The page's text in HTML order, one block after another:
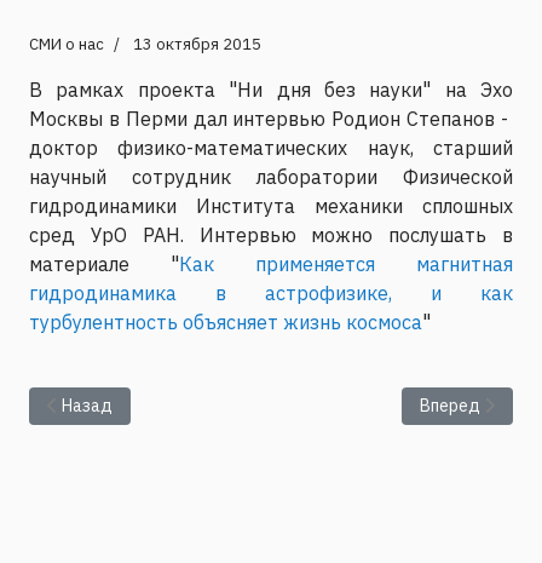
СМИ о нас 13 октября 2015
В рамках проекта "Ни дня без науки" на Эхо
Москвы в Перми дал интервью Родион Степанов -
доктор физико-математических наук, старший
научный сотрудник лаборатории Физической
гидродинамики Института механики сплошных
сред УрО РАН. Интервью можно послушать в
материале "Как применяется магнитная
гидродинамика в астрофизике, и как
турбулентность объясняет жизнь космоса"
Предыдущий: 90 лет со дня рождения Александра
Назад Следующий:
Вперед